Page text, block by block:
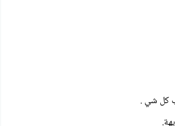
كل شي .